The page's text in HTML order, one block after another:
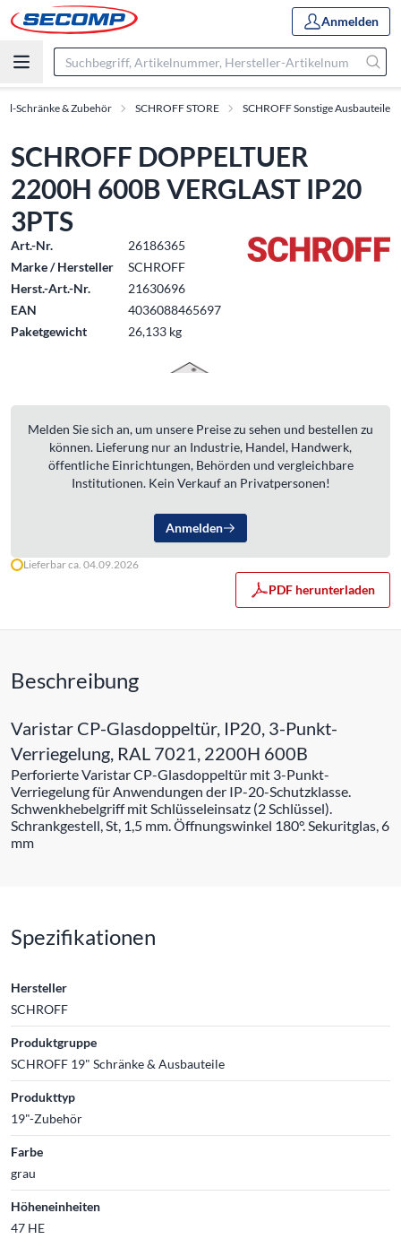
Anmelden
Schränke & Zubehör SCHROFF STORE SCHROFF Sonstige Ausbauteile
SCHROFF DOPPELTUER
2200H 600B VERGLAST IP20
3PTS
Art.-Nr.
26186365
Marke / Hersteller
SCHROFF
Herst.-Art.-Nr.
21630696
EAN
4036088465697
Paketgewicht
26,133 kg
Melden Sie sich an, um unsere Preise zu sehen und bestellen zu
können. Lieferung nur an Industrie, Handel, Handwerk,
öffentliche Einrichtungen, Behörden und vergleichbare
Institutionen. Kein Verkauf an Privatpersonen!
Anmelden
Lieferbar ca. 04.09.2026
PDF herunterladen
Beschreibung
Varistar CP-Glasdoppeltür, IP20, 3-Punkt-
Verriegelung, RAL 7021, 2200H 600B
Perforierte Varistar CP-Glasdoppeltür mit 3-Punkt-
Verriegelung für Anwendungen der IP-20-Schutzklasse.
Schwenkhebelgriff mit Schlüsseleinsatz (2 Schlüssel).
Schrankgestell, St, 1,5 mm. Öffnungswinkel 180°. Sekuritglas, 6
mm
Spezifikationen
Hersteller
SCHROFF
Produktgruppe
SCHROFF 19" Schränke & Ausbauteile
Produkttyp
19"-Zubehör
Farbe
grau
Höheneinheiten
47 HE